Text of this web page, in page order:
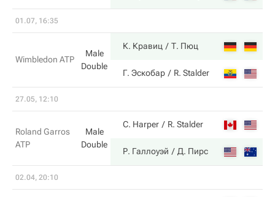
01.07, 16:35
Wimbledon ATP
Male
Double
К. Кравиц Т. Пюц
Г. Эскобар R. Stalder
27.05, 12:10
Roland Garros
ATP
Male
Double
C. Harper R. Stalder
Р. Галлоуэй Д. Пирс
02.04, 20:10